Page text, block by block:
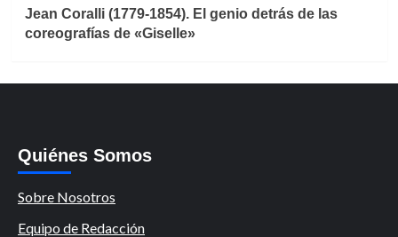
Jean Coralli (1779-1854). El genio detrás de las
coreografías de «Giselle»
Quiénes Somos
Sobre Nosotros
Equipo de Redacción